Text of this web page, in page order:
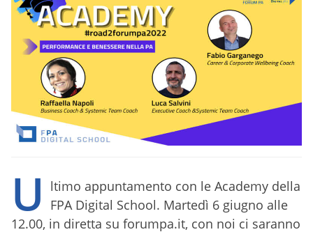
U
ltimo appuntamento con le Academy della
FPA Digital School. Martedì 6 giugno alle
12.00, in diretta su forumpa.it, con noi ci saranno